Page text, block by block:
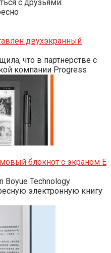
с друзьями:
двухэкранный
что в партнёрстве с
компании Progress
блокнот с экраном E
Boyue Technology
электронную книгу